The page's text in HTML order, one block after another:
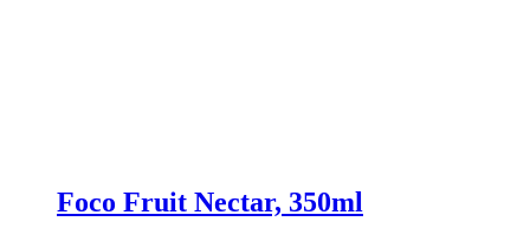
Foco Fruit Nectar, 350ml